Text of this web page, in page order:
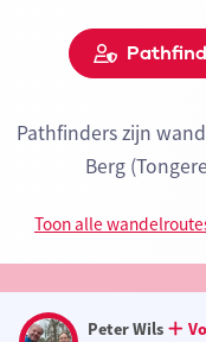
Pathfinders zijn
Berg
Toon alle
Peter Wils